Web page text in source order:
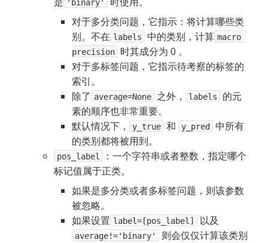
'binary'
对于多分类问题，它指示：将计算哪些类
别。不在 labels 中的类别，计算 macro
precision
时其成分为 0 。
对于多标签问题，它指示待考察的标签的
索引。
除了 average=None 之外， labels
的元
素的顺序也非常重要。
默认情况下，
y_true 和 y_pred
中所有
的类别都将被用到。
pos_label
：一个字符串或者整数，指定哪个
标记值属于正类。
如果是多分类或者多标签问题，则该参数
被忽略。
如果设置 label=[pos_label] 以及
average!='binary'
则会仅仅计算该类别